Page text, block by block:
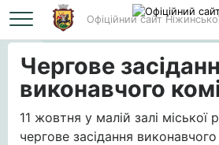
Офіційний сайт
Головна Чергове засідання
Чергове
виконавчого
11 жовтня у малій залі міської
чергове засідання